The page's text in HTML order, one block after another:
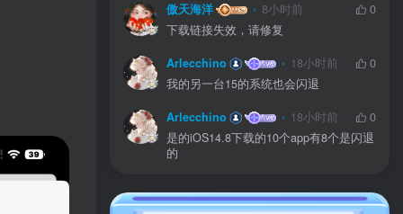
傲天海洋 8小时前
0
下载链接失效，请修复
Arlecchino 18小时前
0
我的另一台15的系统也会闪退
Arlecchino 18小时前
0
是的iOS14.8下载的10个app有8个是闪退
的